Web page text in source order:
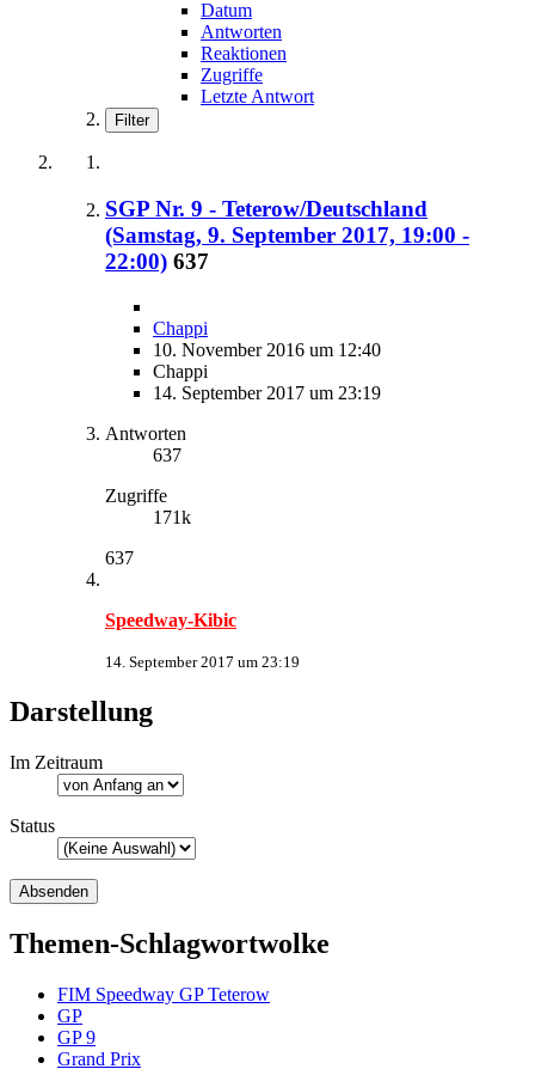
Datum
Antworten
Reaktionen
Zugriffe
Letzte Antwort
Filter
SGP Nr. 9 - Teterow/Deutschland
(Samstag, 9. September 2017, 19:00 -
22:00) 637
Chappi
10. November 2016 um 12:40
Chappi
14. September 2017 um 23:19
Antworten
637
Zugriffe
171k
637
Speedway-Kibic
14. September 2017 um 23:19
Darstellung
Im Zeitraum
Status
Themen-Schlagwortwolke
FIM Speedway GP Teterow
GP
GP 9
Grand Prix